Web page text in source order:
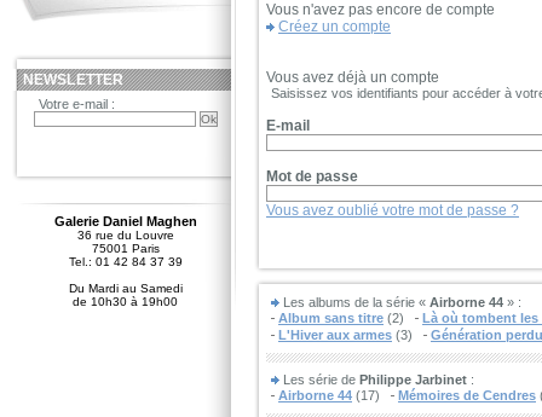
Vous n'avez pas encore de compte
Créez un compte
Vous avez déjà un compte
Saisissez vos identifiants pour accéder à
E-mail
Mot de passe
Vous avez oublié votre mot de passe ?
Les albums de la série « Airborne 44 » :
Album sans titre (2)
Là où tombent
L'Hiver aux armes (3) Génération
Les série de Philippe Jarbinet :
Airborne 44 (17) Mémoires de Cendres
NEWSLETTER
Votre e-mail :
Galerie Daniel Maghen
36 rue du Louvre
75001 Paris
Tel.: 01 42 84 37 39
Du Mardi au Samedi
de 10h30 à 19h00